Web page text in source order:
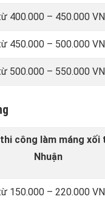
400.000 – 450.000
450.000 – 500.000
500.000 – 550.000
công làm máng xối
Nhuận
150.000 – 220.000